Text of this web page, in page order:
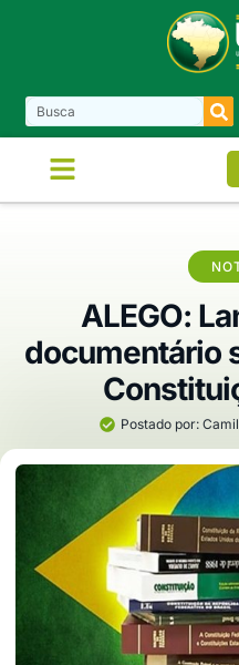
ALEGO:
documentário
Postado por: